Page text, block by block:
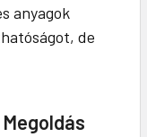
anyagok
de